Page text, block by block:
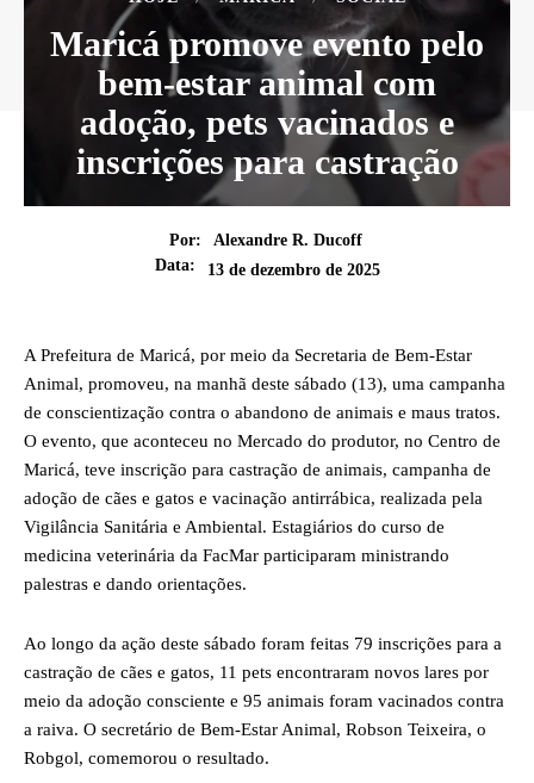
Maricá promove evento pelo
bem-estar animal com
adoção, pets vacinados e
inscrições para castração
Por:
Alexandre R. Ducoff
Data:
13 de dezembro de 2025
A Prefeitura de Maricá, por meio da Secretaria de Bem-Estar
Animal, promoveu, na manhã deste sábado (13), uma campanha
de conscientização contra o abandono de animais e maus tratos.
O evento, que aconteceu no Mercado do produtor, no Centro de
Maricá, teve inscrição para castração de animais, campanha de
adoção de cães e gatos e vacinação antirrábica, realizada pela
Vigilância Sanitária e Ambiental. Estagiários do curso de
medicina veterinária da FacMar participaram ministrando
palestras e dando orientações.
Ao longo da ação deste sábado foram feitas 79 inscrições para a
castração de cães e gatos, 11 pets encontraram novos lares por
meio da adoção consciente e 95 animais foram vacinados contra
a raiva. O secretário de Bem-Estar Animal, Robson Teixeira, o
Robgol, comemorou o resultado.